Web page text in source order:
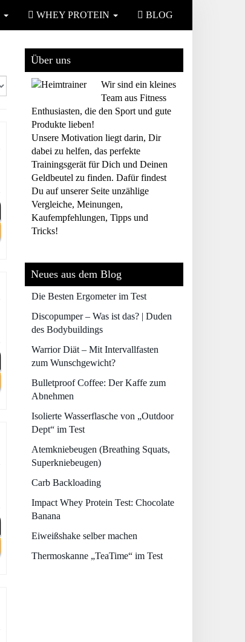
WHEY PROTEIN BLOG
Über uns
Wir sind ein kleines
Team aus Fitness
Enthusiasten, die den Sport und gute
Produkte lieben!
Unsere Motivation liegt darin, Dir
dabei zu helfen, das perfekte
Trainingsgerät für Dich und Deinen
Geldbeutel zu finden. Dafür findest
Du auf unserer Seite unzählige
Vergleiche, Meinungen,
Kaufempfehlungen, Tipps und
Tricks!
Neues aus dem Blog
Die Besten Ergometer im Test
Discopumper – Was ist das? | Duden
des Bodybuildings
Warrior Diät – Mit Intervallfasten
zum Wunschgewicht?
Bulletproof Coffee: Der Kaffe zum
Abnehmen
Isolierte Wasserflasche von „Outdoor
Dept“ im Test
Atemkniebeugen (Breathing Squats,
Superkniebeugen)
Carb Backloading
Impact Whey Protein Test: Chocolate
Banana
Eiweißshake selber machen
Thermoskanne „TeaTime“ im Test